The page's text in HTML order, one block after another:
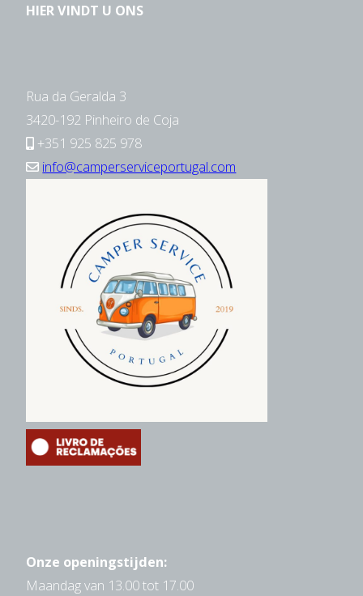
HIER VINDT U ONS
Rua da Geralda 3
3420-192 Pinheiro de Coja
+351 925 825 978
info@camperserviceportugal.com
Onze openingstijden:
Maandag van 13.00 tot 17.00